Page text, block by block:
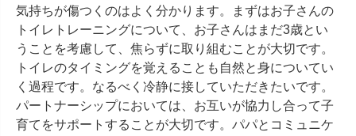
気持ちが傷つくのはよく分かります。まずはお子さんの
トイレトレーニングについて、お子さんはまだ3歳とい
うことを考慮して、焦らずに取り組むことが大切です。
トイレのタイミングを覚えることも自然と身についてい
く過程です。なるべく冷静に接していただきたいです。
パートナーシップにおいては、お互いが協力し合って子
育てをサポートすることが大切です。パパとコミュニケ